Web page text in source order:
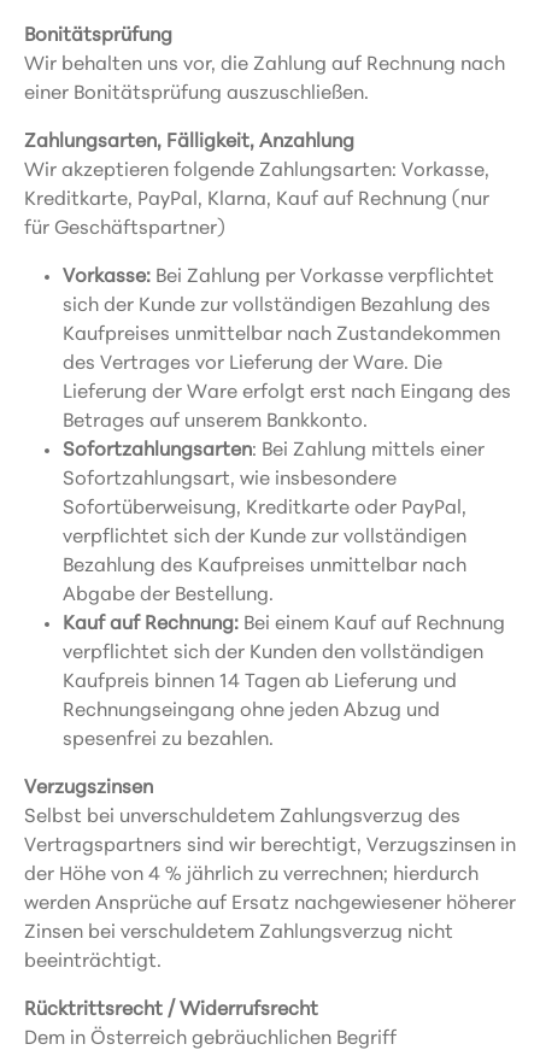
Bonitätsprüfung
Wir behalten uns vor, die Zahlung auf Rechnung nach
einer Bonitätsprüfung auszuschließen.
Zahlungsarten, Fälligkeit, Anzahlung
Wir akzeptieren folgende Zahlungsarten: Vorkasse,
Kreditkarte, PayPal, Klarna, Kauf auf Rechnung (nur
für Geschäftspartner)
Vorkasse: Bei Zahlung per Vorkasse verpflichtet
sich der Kunde zur vollständigen Bezahlung des
Kaufpreises unmittelbar nach Zustandekommen
des Vertrages vor Lieferung der Ware. Die
Lieferung der Ware erfolgt erst nach Eingang des
Betrages auf unserem Bankkonto.
Sofortzahlungsarten: Bei Zahlung mittels einer
Sofortzahlungsart, wie insbesondere
Sofortüberweisung, Kreditkarte oder PayPal,
verpflichtet sich der Kunde zur vollständigen
Bezahlung des Kaufpreises unmittelbar nach
Abgabe der Bestellung.
Kauf auf Rechnung: Bei einem Kauf auf Rechnung
verpflichtet sich der Kunden den vollständigen
Kaufpreis binnen 14 Tagen ab Lieferung und
Rechnungseingang ohne jeden Abzug und
spesenfrei zu bezahlen.
Verzugszinsen
Selbst bei unverschuldetem Zahlungsverzug des
Vertragspartners sind wir berechtigt, Verzugszinsen in
der Höhe von 4 % jährlich zu verrechnen; hierdurch
werden Ansprüche auf Ersatz nachgewiesener höherer
Zinsen bei verschuldetem Zahlungsverzug nicht
beeinträchtigt.
Rücktrittsrecht / Widerrufsrecht
Dem in Österreich gebräuchlichen Begriff